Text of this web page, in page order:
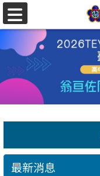
跳至主要內容區
選
單
最新消息